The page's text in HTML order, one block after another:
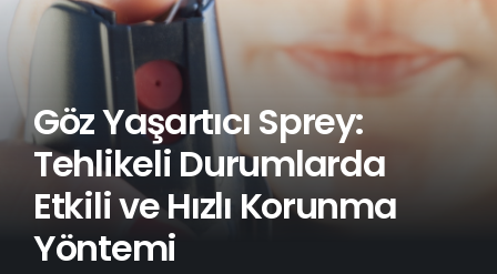
Göz Yaşartıcı Sprey:
Tehlikeli Durumlarda
Etkili ve Hızlı Korunma
Yöntemi